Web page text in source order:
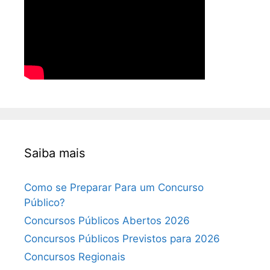
Saiba mais
Como se Preparar Para um Concurso
Público?
Concursos Públicos Abertos 2026
Concursos Públicos Previstos para 2026
Concursos Regionais